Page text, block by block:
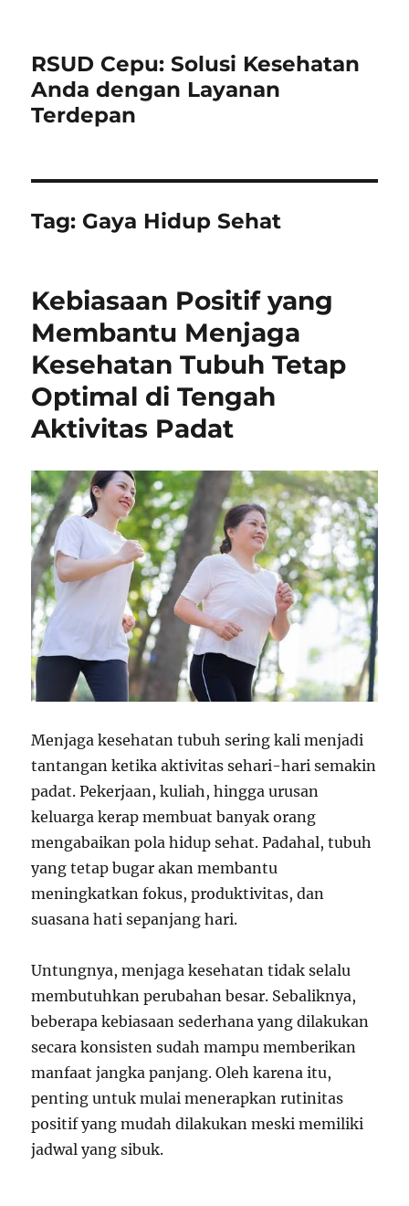
RSUD Cepu: Solusi Kesehatan
Anda dengan Layanan
Terdepan
Tag: Gaya Hidup Sehat
Kebiasaan Positif yang
Membantu Menjaga
Kesehatan Tubuh Tetap
Optimal di Tengah
Aktivitas Padat
Menjaga kesehatan tubuh sering kali menjadi
tantangan ketika aktivitas sehari-hari semakin
padat. Pekerjaan, kuliah, hingga urusan
keluarga kerap membuat banyak orang
mengabaikan pola hidup sehat. Padahal, tubuh
yang tetap bugar akan membantu
meningkatkan fokus, produktivitas, dan
suasana hati sepanjang hari.
Untungnya, menjaga kesehatan tidak selalu
membutuhkan perubahan besar. Sebaliknya,
beberapa kebiasaan sederhana yang dilakukan
secara konsisten sudah mampu memberikan
manfaat jangka panjang. Oleh karena itu,
penting untuk mulai menerapkan rutinitas
positif yang mudah dilakukan meski memiliki
jadwal yang sibuk.